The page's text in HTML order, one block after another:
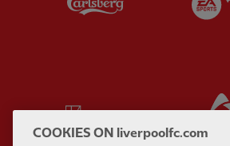
Kodansha
COOKIES ON liverpoolfc.com